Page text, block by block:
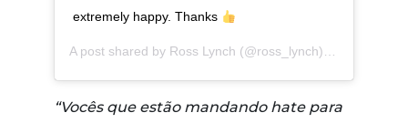
extremely happy. Thanks
A post shared by Ross Lynch (@ross_lynch) on
“Vocês que estão mandando hate para